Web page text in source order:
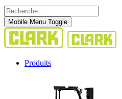
Mobile Menu Toggle
Produits